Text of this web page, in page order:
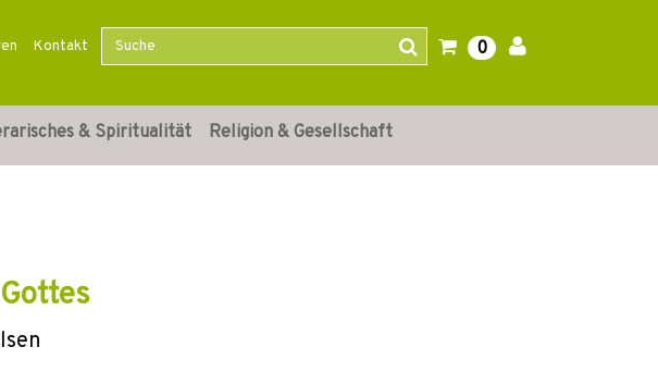
Kontakt 0
& Spiritualität Religion & Gesellschaft